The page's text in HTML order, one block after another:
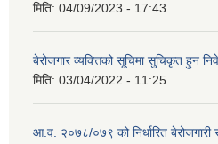
मिति: 04/09/2023 - 17:43
बेरोजगार व्यक्त्तिको सूचिमा सुचिकृत हुन
मिति: 03/04/2022 - 11:25
आ.व. २०७८/०७९ को निर्धारित बेरोजगारी